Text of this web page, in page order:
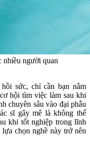
nhiều người quan
sức, chỉ cần bạn nắm
hội tìm việc làm sau khi
chuyên sâu vào đại phẫu
sĩ gây mê là không thể
khi tốt nghiệp trong lĩnh
chọn nghề này trở nên